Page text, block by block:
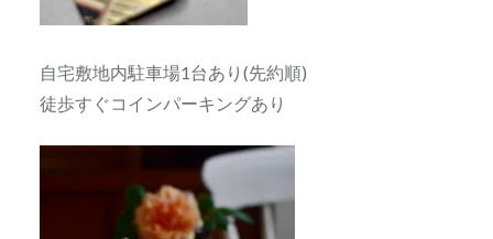
自宅敷地内駐車場1台あり(先約順)
徒歩すぐコインパーキングあり